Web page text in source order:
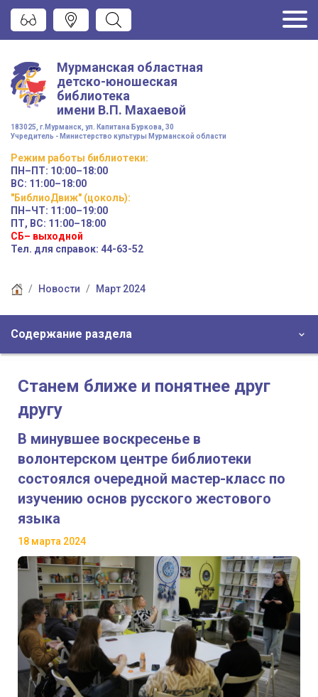
Мурманская областная
детско-юношеская
библиотека
имени В.П. Махаевой
183025, г.Мурманск, ул. Капитана Буркова, 30
Учредитель - Министерство культуры Мурманской области
Режим работы библиотеки:
ПН–ПТ: 10:00–18:00
ВС: 11:00–18:00
"БиблиоДвиж" (цоколь):
ПН–ЧТ: 11:00–19:00
ПТ, ВС: 11:00–18:00
СБ– выходной
Тел. для справок: 44-63-52
Новости Март 2024
Содержание раздела
Станем ближе и понятнее друг
другу
В минувшее воскресенье в
волонтерском центре библиотеки
состоялся очередной мастер-класс по
изучению основ русского жестового
языка
18 марта 2024